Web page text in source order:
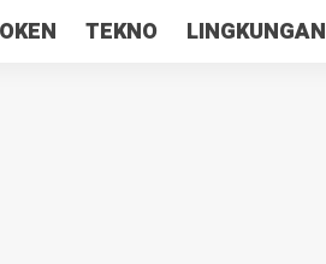
TEKNO LINGKUNGAN
Ceria Tanah Papua
Rp23 Miliar Disorot